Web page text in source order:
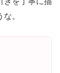
。